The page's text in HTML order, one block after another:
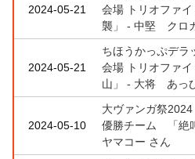
2024-05-21
会場 トリオファ
襲」 - 中堅 クロ
2024-05-21
ちほうかっぷデラ
会場 トリオファ
山」 - 大将 あっ
2024-05-10
大ヴァンガ祭
優勝チーム 「絶
ヤマコー さん